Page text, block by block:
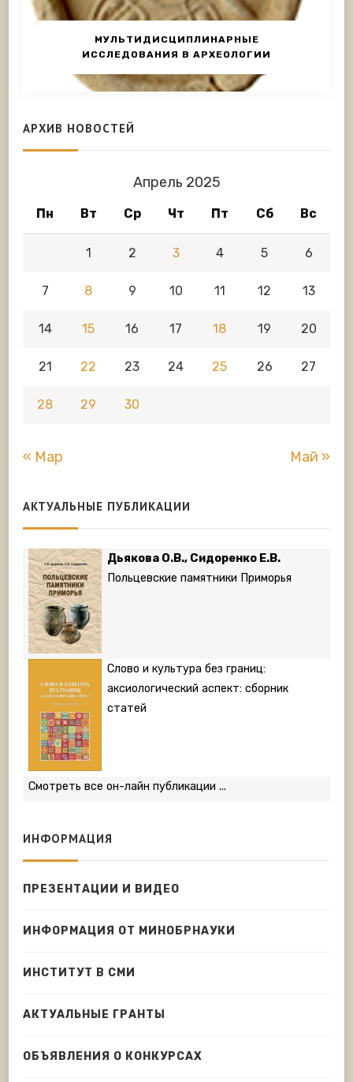
МУЛЬТИДИСЦИПЛИНАРНЫЕ
ИССЛЕДОВАНИЯ В АРХЕОЛОГИИ
АРХИВ НОВОСТЕЙ
Апрель 2025
Пн Вт Ср Чт Пт Сб Вс
1 2 3 4 5 6
7 8 9 10 11 12 13
14 15 16 17 18 19 20
21 22 23 24 25 26 27
28 29 30
« Мар Май »
АКТУАЛЬНЫЕ ПУБЛИКАЦИИ
Дьякова О.В., Сидоренко Е.В.
Польцевские памятники Приморья
Слово и культура без границ:
аксиологический аспект: сборник
статей
Смотреть все он-лайн публикации ...
ИНФОРМАЦИЯ
ПРЕЗЕНТАЦИИ И ВИДЕО
ИНФОРМАЦИЯ ОТ МИНОБРНАУКИ
ИНСТИТУТ В СМИ
АКТУАЛЬНЫЕ ГРАНТЫ
ОБЪЯВЛЕНИЯ О КОНКУРСАХ